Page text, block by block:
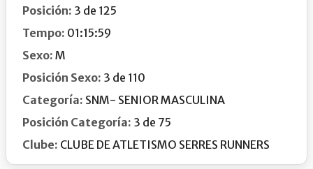
Posición: 3 de 125
Tempo: 01:15:59
Sexo: M
Posición Sexo: 3 de 110
Categoría: SNM- SENIOR MASCULINA
Posición Categoría: 3 de 75
Clube: CLUBE DE ATLETISMO SERRES RUNNERS